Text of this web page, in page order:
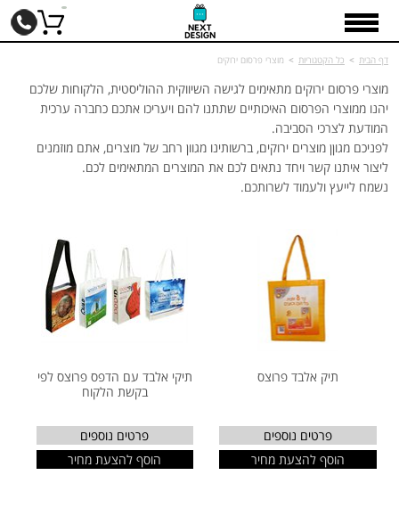
דף הבית > כל הקטגוריות > מוצרי פרסום ירוקים
מוצרי פרסום ירוקים מתאימים לגישה השיווקית ההוליסטית, הלקוחות שלכם
יהנו ממוצרי הפרסום האיכותיים שתתנו להם ויעריכו אתכם כחברה ערכית
המודעת לצרכי הסביבה.
לפניכם מגוןן מוצרים ירוקים, ברשותינו מגוון רחב של מוצרים, אתם מוזמנים
ליצור איתנו קשר ויחד נתאים לכם את המוצרים המתאימים לכם.
נשמח לייעץ ולעמוד לשרותכם.
תיק אלבד פרוצס
פרטים נוספים
הוסף להצעת מחיר
תיקי אלבד עם הדפס פרוצס לפי
בקשת הלקוח
פרטים נוספים
הוסף להצעת מחיר